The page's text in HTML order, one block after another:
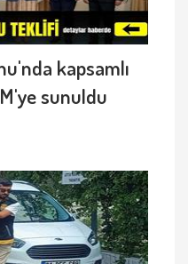
kapsamlı
sunuldu